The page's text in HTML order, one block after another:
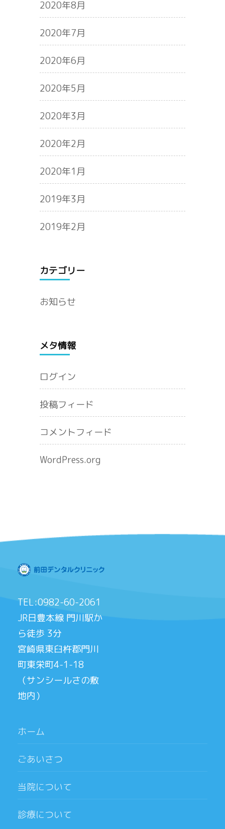
2020年8月
2020年7月
2020年6月
2020年5月
2020年3月
2020年2月
2020年1月
2019年3月
2019年2月
カテゴリー
お知らせ
メタ情報
ログイン
投稿フィード
コメントフィード
WordPress.org
TEL:0982-60-2061
JR日豊本線 門川駅か
ら徒歩 3分
宮崎県東臼杵郡門川
町東栄町4-1-18
（サンシールさの敷
地内）
ホーム
ごあいさつ
当院について
診療について